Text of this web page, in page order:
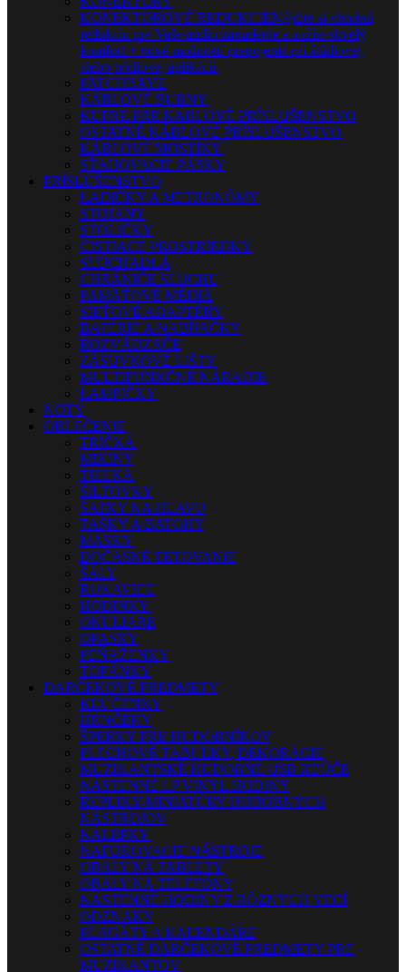
KONEKTOROVÉ REDUKCIENájdite si vhodnú
redukciu pre Vaše audio zariadenie a zažite skvelý
komfort + nové možnosti prepojenia pri štúdiovej,
alebo pódiovej aplikácii.
PATCHBAYE
KÁBLOVÉ BUBNY
KUFRE PRE KÁBLOVÉ PRÍSLUŠENSTVO
OSTATNÉ KÁBLOVÉ PRÍSLUŠENSTVO
KÁBLOVÉ MOSTÍKY
SŤAHOVACIE PÁSKY
PRÍSLUŠENSTVO
LADIČKY A METRONÓMY
STOJANY
STOLIČKY
ČISTIACE PROSTRIEDKY
SLÚCHADLÁ
CHRÁNIČE SLUCHU
PAMÄŤOVÉ MÉDIÁ
SIEŤOVÉ ADAPTÉRY
BATÉRIE A NABÍJAČKY
ROZVÁDZAČE
ZÁSUVKOVÉ LIŠTY
MULTIFUNKČNÉ NÁRADIE
LAMPIČKY
NOTY
OBLEČENIE
TRIČKÁ
MIKINY
TIELKA
ŠILTOVKY
ŠATKY NA HLAVU
TAŠKY A BATOHY
MASKY
DOČASNÉ TETOVANIE
ŠÁLY
RUKAVICE
HODINKY
OKULIARE
OPASKY
PEŇAŽENKY
TOPÁNKY
DARČEKOVÉ PREDMETY
KĽÚČENKY
HRNČEKY
ŠPERKY PRE HUDOBNÍKOV
PLECHOVÉ TABUĽKY, DEKORÁCIE
MUZIKANTSKÉ HUDOBNÉ USB KĽÚČE
NÁSTENNÉ LP VINYL HODINY
REPLIKY-MINIATÚRY HUDOBNÝCH
NÁSTROJOV
NÁLEPKY
NAFUKOVACIE NÁSTROJE
OBALY NA TABLETY
OBALY NA TELEFÓNY
NÁSTENNÉ HODINY Z RÔZNYCH VECÍ
ODZNAKY
PLAGÁTY A KALENDÁRE
OSTATNÉ DARČEKOVÉ PREDMETY PRE
MUZIKANTOV